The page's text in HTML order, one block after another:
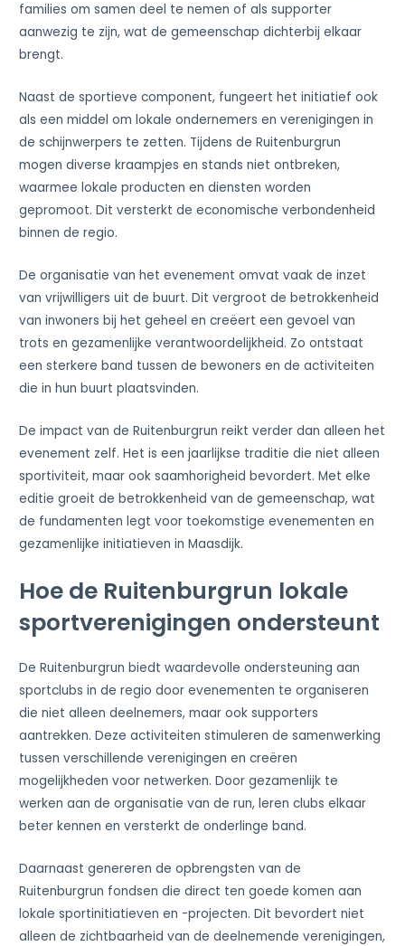
families om samen deel te nemen of als supporter
aanwezig te zijn, wat de gemeenschap dichterbij elkaar
brengt.
Naast de sportieve component, fungeert het initiatief ook
als een middel om lokale ondernemers en verenigingen in
de schijnwerpers te zetten. Tijdens de Ruitenburgrun
mogen diverse kraampjes en stands niet ontbreken,
waarmee lokale producten en diensten worden
gepromoot. Dit versterkt de economische verbondenheid
binnen de regio.
De organisatie van het evenement omvat vaak de inzet
van vrijwilligers uit de buurt. Dit vergroot de betrokkenheid
van inwoners bij het geheel en creëert een gevoel van
trots en gezamenlijke verantwoordelijkheid. Zo ontstaat
een sterkere band tussen de bewoners en de activiteiten
die in hun buurt plaatsvinden.
De impact van de Ruitenburgrun reikt verder dan alleen het
evenement zelf. Het is een jaarlijkse traditie die niet alleen
sportiviteit, maar ook saamhorigheid bevordert. Met elke
editie groeit de betrokkenheid van de gemeenschap, wat
de fundamenten legt voor toekomstige evenementen en
gezamenlijke initiatieven in Maasdijk.
Hoe de Ruitenburgrun lokale
sportverenigingen ondersteunt
De Ruitenburgrun biedt waardevolle ondersteuning aan
sportclubs in de regio door evenementen te organiseren
die niet alleen deelnemers, maar ook supporters
aantrekken. Deze activiteiten stimuleren de samenwerking
tussen verschillende verenigingen en creëren
mogelijkheden voor netwerken. Door gezamenlijk te
werken aan de organisatie van de run, leren clubs elkaar
beter kennen en versterkt de onderlinge band.
Daarnaast genereren de opbrengsten van de
Ruitenburgrun fondsen die direct ten goede komen aan
lokale sportinitiatieven en -projecten. Dit bevordert niet
alleen de zichtbaarheid van de deelnemende verenigingen,